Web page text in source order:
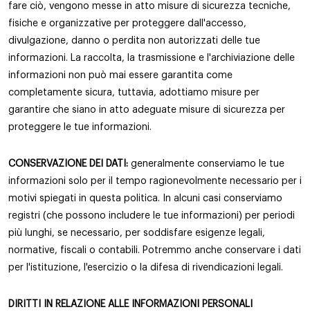
fare ciò, vengono messe in atto misure di sicurezza tecniche,
fisiche e organizzative per proteggere dall'accesso,
divulgazione, danno o perdita non autorizzati delle tue
informazioni. La raccolta, la trasmissione e l'archiviazione delle
informazioni non può mai essere garantita come
completamente sicura, tuttavia, adottiamo misure per
garantire che siano in atto adeguate misure di sicurezza per
proteggere le tue informazioni.
CONSERVAZIONE DEI DATI: generalmente conserviamo le tue
informazioni solo per il tempo ragionevolmente necessario per i
motivi spiegati in questa politica. In alcuni casi conserviamo
registri (che possono includere le tue informazioni) per periodi
più lunghi, se necessario, per soddisfare esigenze legali,
normative, fiscali o contabili. Potremmo anche conservare i dati
per l'istituzione, l'esercizio o la difesa di rivendicazioni legali.
DIRITTI IN RELAZIONE ALLE INFORMAZIONI PERSONALI